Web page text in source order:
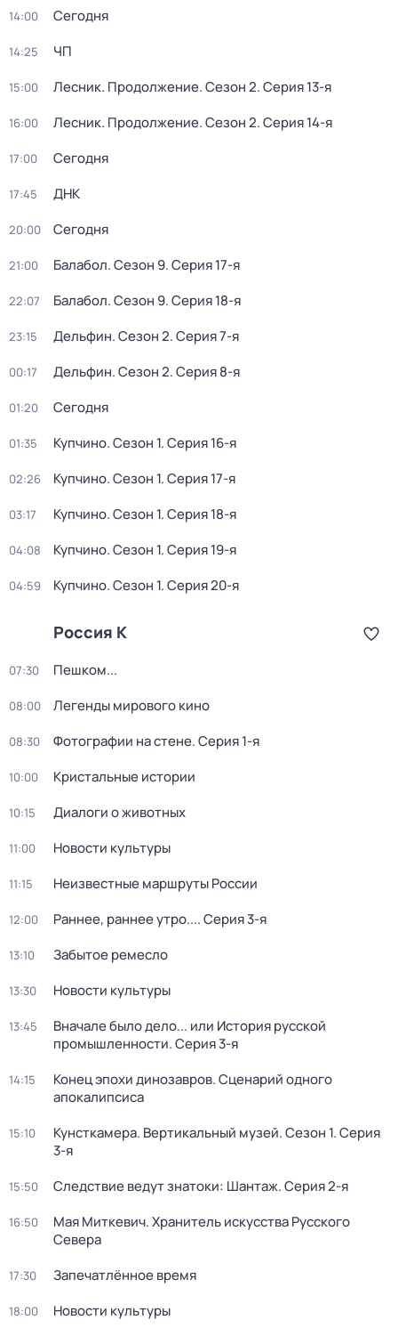
14:00 Сегодня
14:25 ЧП
15:00 Лесник. Продолжение. Сезон 2. Серия 13-я
16:00 Лесник. Продолжение. Сезон 2. Серия 14-я
17:00 Сегодня
17:45 ДНК
20:00 Сегодня
21:00 Балабол. Сезон 9. Серия 17-я
22:07 Балабол. Сезон 9. Серия 18-я
23:15 Дельфин. Сезон 2. Серия 7-я
00:17 Дельфин. Сезон 2. Серия 8-я
01:20 Сегодня
01:35 Купчино. Сезон 1. Серия 16-я
02:26 Купчино. Сезон 1. Серия 17-я
03:17 Купчино. Сезон 1. Серия 18-я
04:08 Купчино. Сезон 1. Серия 19-я
04:59 Купчино. Сезон 1. Серия 20-я
Россия К
07:30 Пешком...
08:00 Легенды мирового кино
08:30 Фотографии на стене. Серия 1-я
10:00 Кристальные истории
10:15 Диалоги о животных
11:00 Новости культуры
11:15 Неизвестные маршруты России
12:00 Раннее, раннее утро.... Серия 3-я
13:10 Забытое ремесло
13:30 Новости культуры
13:45
Вначале было дело... или История русской
промышленности. Серия 3-я
14:15
Конец эпохи динозавров. Сценарий одного
апокалипсиса
15:10 Кунсткамера. Вертикальный музей. Сезон 1. Серия
3-я
15:50 Следствие ведут знатоки: Шантаж. Серия 2-я
16:50
Мая Миткевич. Хранитель искусства Русского
Севера
17:30 Запечатлённое время
18:00 Новости культуры